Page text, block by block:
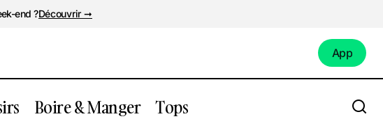
end ?Découvrir ➞
App
Boire & Manger Tops